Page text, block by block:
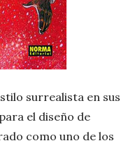
surrealista en sus
el diseño de
como uno de los